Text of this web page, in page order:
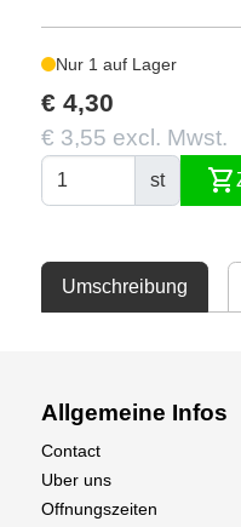
Nur 1 auf Lager
€ 4,30
€ 3,55 excl. Mwst.
st shopping_cart
Umschreibung
Allgemeine Infos
Contact
Uber uns
Offnungszeiten